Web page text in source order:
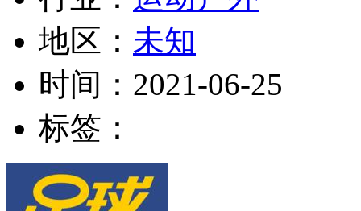
地区： 未知
时间： 2021-06-25
标签：